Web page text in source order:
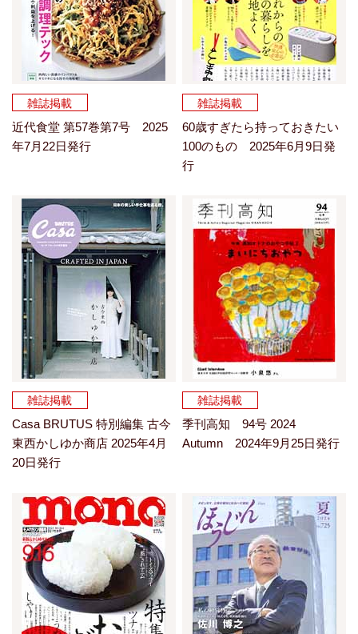
雑誌掲載
近代食堂 第57巻第7号 2025
年7月22日発行
雑誌掲載
60歳すぎたら持っておきたい
100のもの 2025年6月9日発
行
雑誌掲載
Casa BRUTUS 特別編集 古今
東西かしゆか商店 2025年4月
20日発行
雑誌掲載
季刊高知 94号 2024
Autumn 2024年9月25日発行